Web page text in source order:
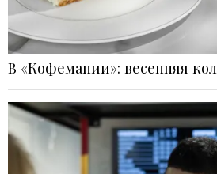
В «Кофемании»: весенняя